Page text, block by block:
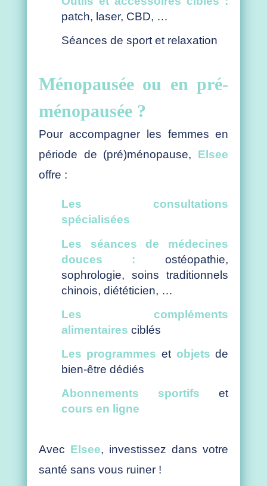
patch, laser, CBD, …
Séances de sport et relaxation
Ménopausée ou en pré-
ménopausée ?
Pour accompagner les femmes en
période de (pré)ménopause, Elsee
offre :
Les consultations
spécialisées
Les séances de médecines
douces : ostéopathie,
sophrologie, soins traditionnels
chinois, diététicien, …
Les compléments
alimentaires ciblés
Les programmes et objets de
bien-être dédiés
Abonnements sportifs et
cours en ligne
Avec Elsee, investissez dans votre
santé sans vous ruiner !